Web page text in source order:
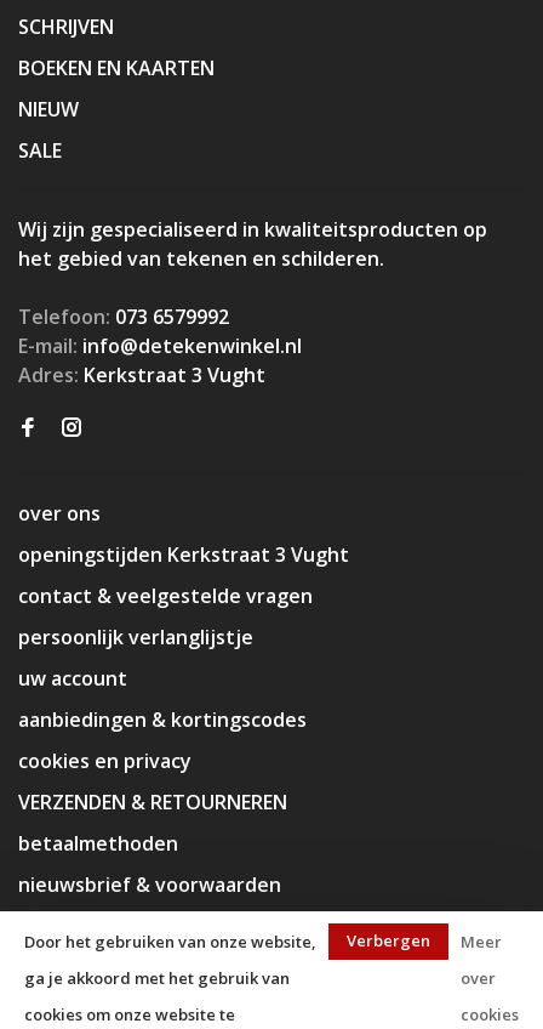
SCHRIJVEN
BOEKEN EN KAARTEN
NIEUW
SALE
Wij zijn gespecialiseerd in kwaliteitsproducten op
het gebied van tekenen en schilderen.
Telefoon: 073 6579992
E-mail: info@detekenwinkel.nl
Adres: Kerkstraat 3 Vught
over ons
openingstijden Kerkstraat 3 Vught
contact & veelgestelde vragen
persoonlijk verlanglijstje
uw account
aanbiedingen & kortingscodes
cookies en privacy
VERZENDEN & RETOURNEREN
betaalmethoden
nieuwsbrief & voorwaarden
Door het gebruiken van onze website,
ga je akkoord met het gebruik van
cookies om onze website te
Verbergen
Meer
over
cookies